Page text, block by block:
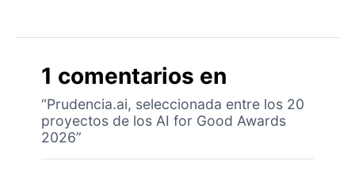
1 comentarios en
“Prudencia.ai, seleccionada entre los 20
proyectos de los AI for Good Awards
2026”